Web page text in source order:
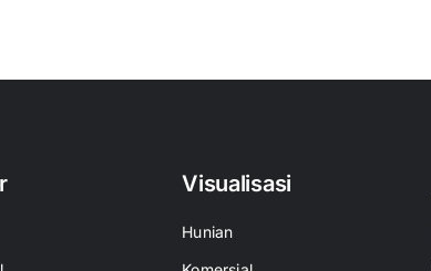
Visualisasi
Hunian